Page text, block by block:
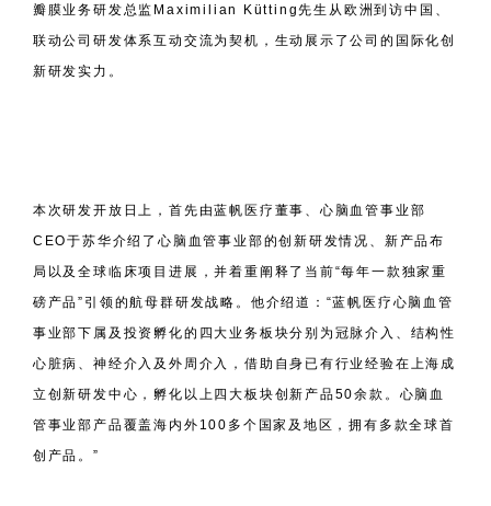
瓣膜业务研发总监Maximilian Kütting先生从欧洲到访中国、
联动公司研发体系互动交流为契机，生动展示了公司的国际化创
新研发实力。
本次研发开放日上，首先由蓝帆医疗董事、心脑血管事业部
CEO于苏华介绍了心脑血管事业部的创新研发情况、新产品布
局以及全球临床项目进展，并着重阐释了当前“每年一款独家重
磅产品”引领的航母群研发战略。他介绍道：“蓝帆医疗心脑血管
事业部下属及投资孵化的四大业务板块分别为冠脉介入、结构性
心脏病、神经介入及外周介入，借助自身已有行业经验在上海成
立创新研发中心，孵化以上四大板块创新产品50余款。心脑血
管事业部产品覆盖海内外100多个国家及地区，拥有多款全球首
创产品。”